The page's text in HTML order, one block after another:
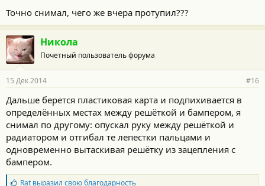
Точно снимал, чего же вчера протупил???
Никола
Почетный пользователь форума
15 Дек 2014 #16
Дальше берется пластиковая карта и подпихивается в
определённых местах между решёткой и бампером, я
снимал по другому: опускал руку между решёткой и
радиатором и отгибал те лепестки пальцами и
одновременно вытаскивая решётку из зацепления с
бампером.
Б
Ratвыразил свою благодарность